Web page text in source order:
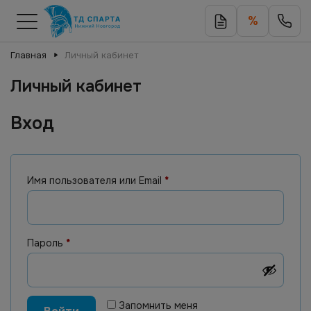
%
Главная Личный кабинет
Личный кабинет
Вход
Имя пользователя или Email *
Пароль *
Запомнить меня